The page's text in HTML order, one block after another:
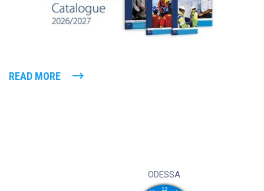
READ MORE
ODESSA